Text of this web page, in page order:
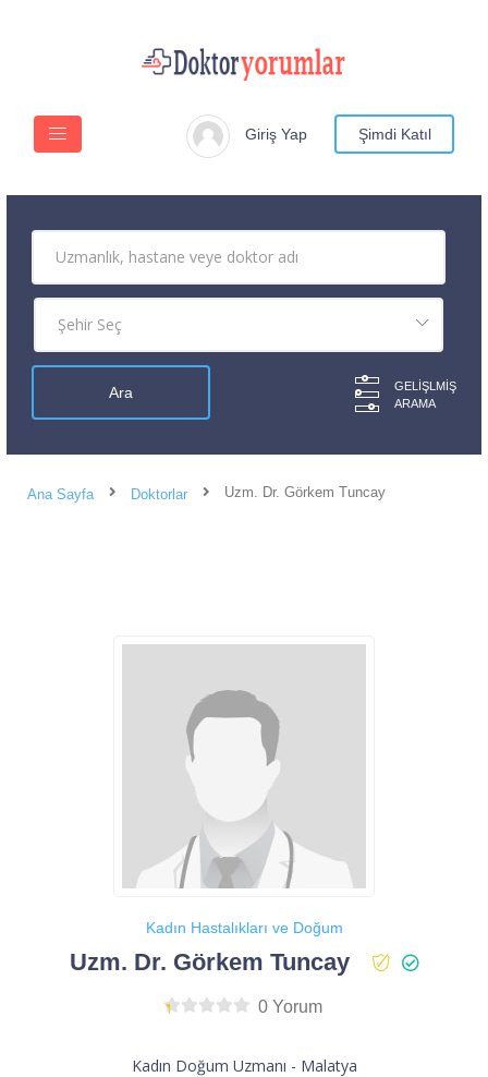
Giriş Yap Şimdi Katıl
GELIŞLMIŞ
ARAMA
Ana Sayfa Doktorlar Uzm. Dr. Görkem Tuncay
Kadın Hastalıkları ve Doğum
Uzm. Dr. Görkem Tuncay
0 Yorum
Kadın Doğum Uzmanı - Malatya